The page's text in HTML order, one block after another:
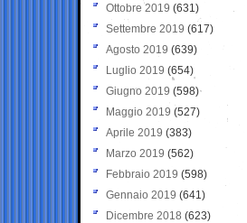
Ottobre 2019 (631)
Settembre 2019 (617)
Agosto 2019 (639)
Luglio 2019 (654)
Giugno 2019 (598)
Maggio 2019 (527)
Aprile 2019 (383)
Marzo 2019 (562)
Febbraio 2019 (598)
Gennaio 2019 (641)
Dicembre 2018 (623)